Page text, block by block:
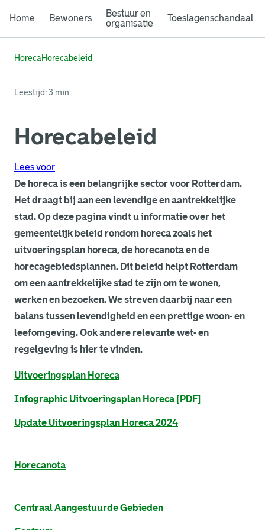
Home Bewoners
Bestuur en
organisatie
Toeslagenschandaal
HorecaHorecabeleid
Leestijd: 3 min
Horecabeleid
Lees voor
De horeca is een belangrijke sector voor Rotterdam.
Het draagt bij aan een levendige en aantrekkelijke
stad. Op deze pagina vindt u informatie over het
gemeentelijk beleid rondom horeca zoals het
uitvoeringsplan horeca, de horecanota en de
horecagebiedsplannen. Dit beleid helpt Rotterdam
om een aantrekkelijke stad te zijn om te wonen,
werken en bezoeken. We streven daarbij naar een
balans tussen levendigheid en een prettige woon- en
leefomgeving. Ook andere relevante wet- en
regelgeving is hier te vinden.
Uitvoeringsplan Horeca
. Link opent een externe pagina in een nieuw
Infographic Uitvoeringsplan Horeca [PDF]
. Link opent een externe pagina in een nieuw
Update Uitvoeringsplan Horeca 2024
. Link opent een externe pagina in een nieuw
Horecanota
. Link opent een externe pagina in een nieuw
Centraal Aangestuurde Gebieden
. Link opent een externe pagina in een nieuw